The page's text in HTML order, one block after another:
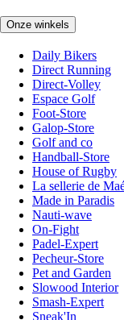
Onze winkels
Daily Bikers
Direct Running
Direct-Volley
Espace Golf
Foot-Store
Galop-Store
Golf and co
Handball-Store
House of Rugby
La sellerie de
Made in Paradis
Nauti-wave
On-Fight
Padel-Expert
Pecheur-Store
Pet and Garden
Slowood Interior
Smash-Expert
Sneak'In